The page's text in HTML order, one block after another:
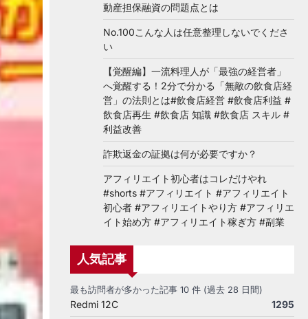
動産担保融資の問題点とは
No.100こんな人は任意整理しないでくださ
い
【覚醒編】一流料理人が「最強の経営者」
へ覚醒する！2分で分かる「無敵の飲食店経
営」の法則とは#飲食店経営 #飲食店利益 #
飲食店再生 #飲食店 知識 #飲食店 スキル #
利益改善
詐欺返金の証拠は何が必要ですか？
アフィリエイト初心者はコレだけやれ
#shorts #アフィリエイト #アフィリエイト
初心者 #アフィリエイトやり方 #アフィリエ
イト始め方 #アフィリエイト稼ぎ方 #副業
人気記事
最も訪問者が多かった記事 10 件 (過去 28 日間)
Redmi 12C 1295